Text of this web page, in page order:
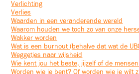
Verlichting
Verlies
Waarden in een veranderende wereld
Waarom houden we toch zo van onze
Wakker worden
Wat is een burnout (behalve dat wat de
Weggetjes naar wijsheid
Wie kent jou het beste, jijzelf of de
Worden wie je bent? Of worden wie je wilt